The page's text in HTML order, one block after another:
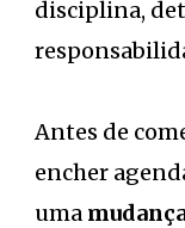
disciplina,
Antes de
encher
uma